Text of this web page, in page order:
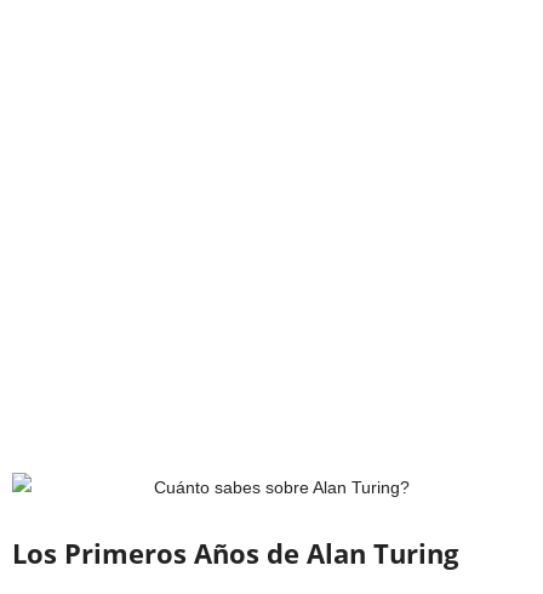
Los Primeros Años de Alan Turing